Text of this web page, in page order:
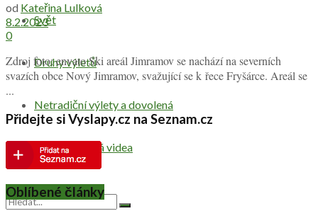
Svět
Druhy výletů
Netradiční výlety a dovolená
Cestovatelská videa
od Kateřina Lulková
8.2.2023
0
Zdroj foto: envato Ski areál Jimramov se nachází na severních
svazích obce Nový Jimramov, svažující se k řece Fryšárce. Areál se
...
Přidejte si Vyslapy.cz na Seznam.cz
Oblíbené články